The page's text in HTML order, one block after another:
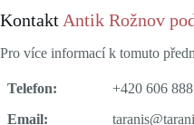
Kontakt Antik Rožnov
Pro více informací k tomuto
Telefon:
+420 606
Email: